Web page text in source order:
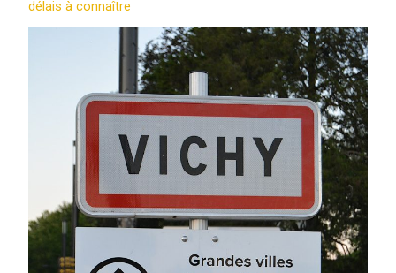
délais à connaître